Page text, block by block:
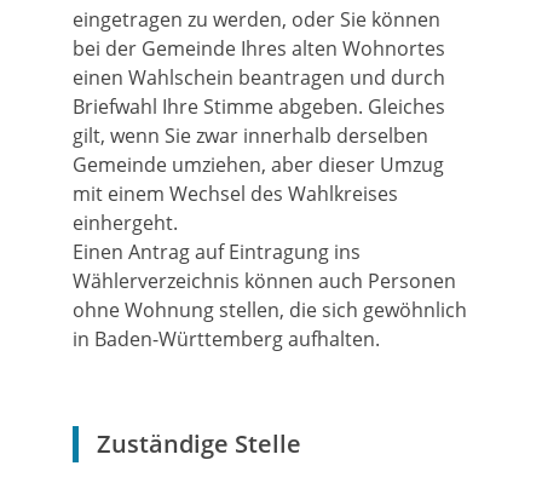
eingetragen zu werden, oder Sie können
bei der Gemeinde Ihres alten Wohnortes
einen Wahlschein beantragen und durch
Briefwahl Ihre Stimme abgeben. Gleiches
gilt, wenn Sie zwar innerhalb derselben
Gemeinde umziehen, aber dieser Umzug
mit einem Wechsel des Wahlkreises
einhergeht.
Einen Antrag auf Eintragung ins
Wählerverzeichnis können auch Personen
ohne Wohnung stellen, die sich gewöhnlich
in Baden-Württemberg aufhalten.
Zuständige Stelle